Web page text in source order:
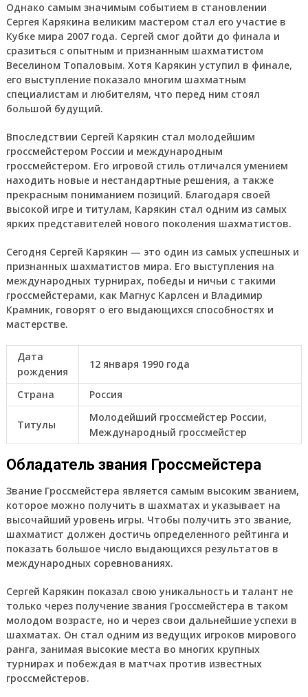
Однако самым значимым событием в становлении
Сергея Карякина великим мастером стал его участие в
Кубке мира 2007 года. Сергей смог дойти до финала и
сразиться с опытным и признанным шахматистом
Веселином Топаловым. Хотя Карякин уступил в финале,
его выступление показало многим шахматным
специалистам и любителям, что перед ним стоял
большой будущий.
Впоследствии Сергей Карякин стал молодейшим
гроссмейстером России и международным
гроссмейстером. Его игровой стиль отличался умением
находить новые и нестандартные решения, а также
прекрасным пониманием позиций. Благодаря своей
высокой игре и титулам, Карякин стал одним из самых
ярких представителей нового поколения шахматистов.
Сегодня Сергей Карякин — это один из самых успешных и
признанных шахматистов мира. Его выступления на
международных турнирах, победы и ничьи с такими
гроссмейстерами, как Магнус Карлсен и Владимир
Крамник, говорят о его выдающихся способностях и
мастерстве.
Дата
рождения
12 января 1990 года
Страна Россия
Титулы
Молодейший гроссмейстер России,
Международный гроссмейстер
Обладатель звания Гроссмейстера
Звание Гроссмейстера является самым высоким званием,
которое можно получить в шахматах и указывает на
высочайший уровень игры. Чтобы получить это звание,
шахматист должен достичь определенного рейтинга и
показать большое число выдающихся результатов в
международных соревнованиях.
Сергей Карякин показал свою уникальность и талант не
только через получение звания Гроссмейстера в таком
молодом возрасте, но и через свои дальнейшие успехи в
шахматах. Он стал одним из ведущих игроков мирового
ранга, занимая высокие места во многих крупных
турнирах и побеждая в матчах против известных
гроссмейстеров.